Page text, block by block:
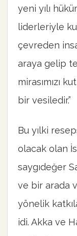
yeni yılı
liderleriyle
çevreden
araya gelip
mirasımızı
bir vesiledir.”
Bu yılki
olacak olan
saygıdeğer
ve bir arada
yönelik
idi. Akka ve